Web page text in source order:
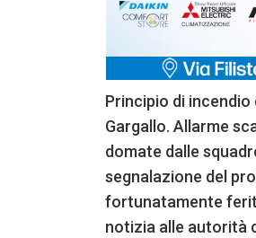
Principio di
Gargallo. Allarme
domate dalle
segnalazione del
fortunatamente
notizia alle autorità